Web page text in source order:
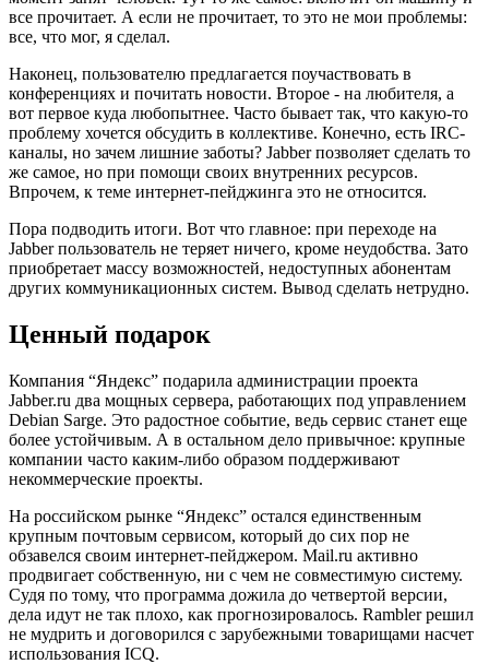
все прочитает. А если не прочитает, то это не мои проблемы:
все, что мог, я сделал.
Наконец, пользователю предлагается поучаствовать в
конференциях и почитать новости. Второе - на любителя, а
вот первое куда любопытнее. Часто бывает так, что какую-то
проблему хочется обсудить в коллективе. Конечно, есть IRC-
каналы, но зачем лишние заботы? Jabber позволяет сделать то
же самое, но при помощи своих внутренних ресурсов.
Впрочем, к теме интернет-пейджинга это не относится.
Пора подводить итоги. Вот что главное: при переходе на
Jabber пользователь не теряет ничего, кроме неудобства. Зато
приобретает массу возможностей, недоступных абонентам
других коммуникационных систем. Вывод сделать нетрудно.
Ценный подарок
Компания “Яндекс” подарила администрации проекта
Jabber.ru два мощных сервера, работающих под управлением
Debian Sarge. Это радостное событие, ведь сервис станет еще
более устойчивым. А в остальном дело привычное: крупные
компании часто каким-либо образом поддерживают
некоммерческие проекты.
На российском рынке “Яндекс” остался единственным
крупным почтовым сервисом, который до сих пор не
обзавелся своим интернет-пейджером. Mail.ru активно
продвигает собственную, ни с чем не совместимую систему.
Судя по тому, что программа дожила до четвертой версии,
дела идут не так плохо, как прогнозировалось. Rambler решил
не мудрить и договорился с зарубежными товарищами насчет
использования ICQ.